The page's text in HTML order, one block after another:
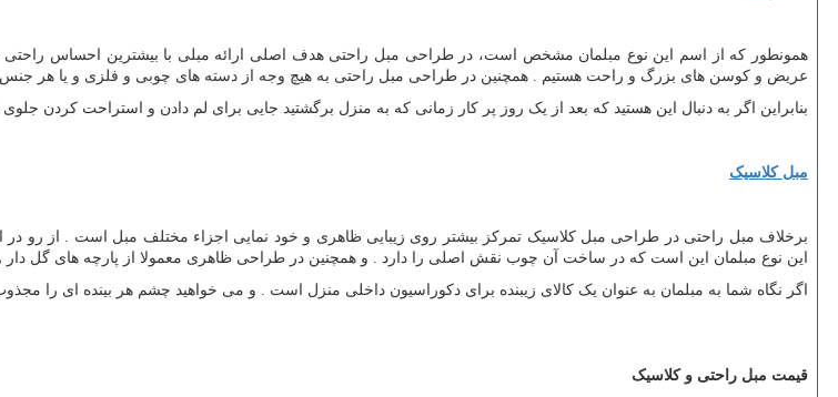
همونطور که از اسم این نوع مبلمان مشخص است، در طراحی مبل راحتی هدف اصلی ارائه مبلی با بیشترین احساس
عریض و کوسن های بزرگ و راحت هستیم . همچنین در طراحی مبل راحتی به هیچ وجه از دسته های چوبی و فلزی و یا هر جنس
بنابراین اگر به دنبال این هستید که بعد از یک روز پر کار زمانی که به منزل برگشتید جایی برای لم دادن و استراحت کردن
مبل کلاسیک
برخلاف مبل راحتی در طراحی مبل کلاسیک تمرکز بیشتر روی زیبایی ظاهری و خود نمایی اجزاء مختلف مبل است . از رو
این نوع مبلمان این است که در ساخت آن چوب نقش اصلی را دارد . و همچنین در طراحی ظاهری معمولا از پارچه های گل دار
اگر نگاه شما به مبلمان به عنوان یک کالای زیبنده برای دکوراسیون داخلی منزل است . و می خواهید چشم هر بینده ای را
قیمت مبل راحتی و کلاسیک